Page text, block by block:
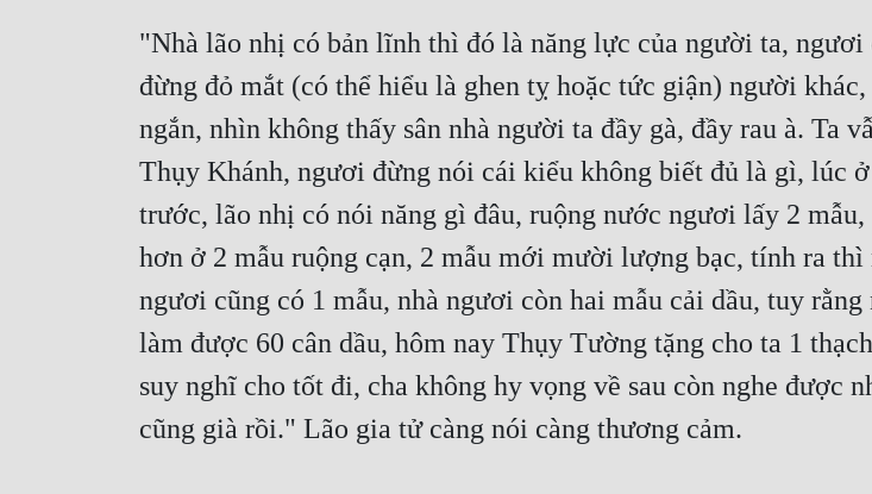
"Nhà lão nhị có bản lĩnh thì đó là năng lực của người ta,
đừng đỏ mắt (có thể hiểu là ghen tỵ hoặc tức giận) người
ngắn, nhìn không thấy sân nhà người ta đầy gà, đầy rau à. Ta
Thụy Khánh, ngươi đừng nói cái kiểu không biết đủ là gì, lúc
trước, lão nhị có nói năng gì đâu, ruộng nước ngươi lấy 2
hơn ở 2 mẫu ruộng cạn, 2 mẫu mới mười lượng bạc, tính ra
ngươi cũng có 1 mẫu, nhà ngươi còn hai mẫu cải dầu, tuy
làm được 60 cân dầu, hôm nay Thụy Tường tặng cho ta 1
suy nghĩ cho tốt đi, cha không hy vọng về sau còn nghe được
cũng già rồi." Lão gia tử càng nói càng thương cảm.